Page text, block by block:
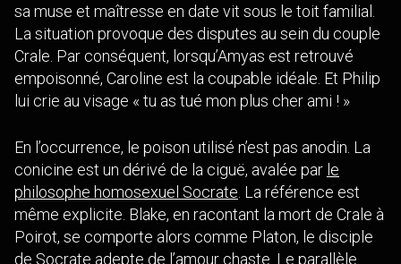
sa muse et maîtresse en date vit sous le toit familial.
La situation provoque des disputes au sein du couple
Crale. Par conséquent, lorsqu’Amyas est retrouvé
empoisonné, Caroline est la coupable idéale. Et Philip
lui crie au visage « tu as tué mon plus cher ami ! »
En l’occurrence, le poison utilisé n’est pas anodin. La
conicine est un dérivé de la ciguë, avalée par le
philosophe homosexuel Socrate. La référence est
même explicite. Blake, en racontant la mort de Crale à
Poirot, se comporte alors comme Platon, le disciple
de Socrate adepte de l’amour chaste . Le parallèle